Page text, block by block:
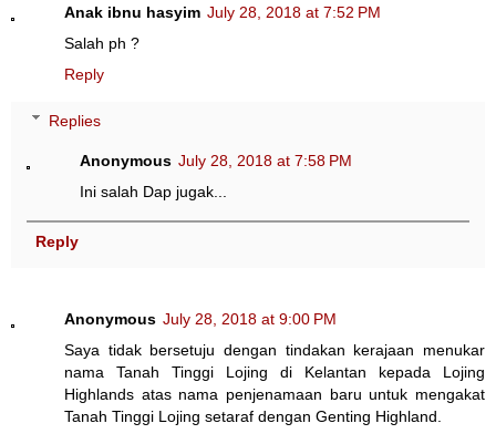
Anak ibnu hasyim July 28, 2018 at 7:52 PM
Salah ph ?
Reply
Replies
Anonymous July 28, 2018 at 7:58 PM
Ini salah Dap jugak...
Reply
Anonymous July 28, 2018 at 9:00 PM
Saya tidak bersetuju dengan tindakan kerajaan menukar
nama Tanah Tinggi Lojing di Kelantan kepada Lojing
Highlands atas nama penjenamaan baru untuk mengakat
Tanah Tinggi Lojing setaraf dengan Genting Highland.